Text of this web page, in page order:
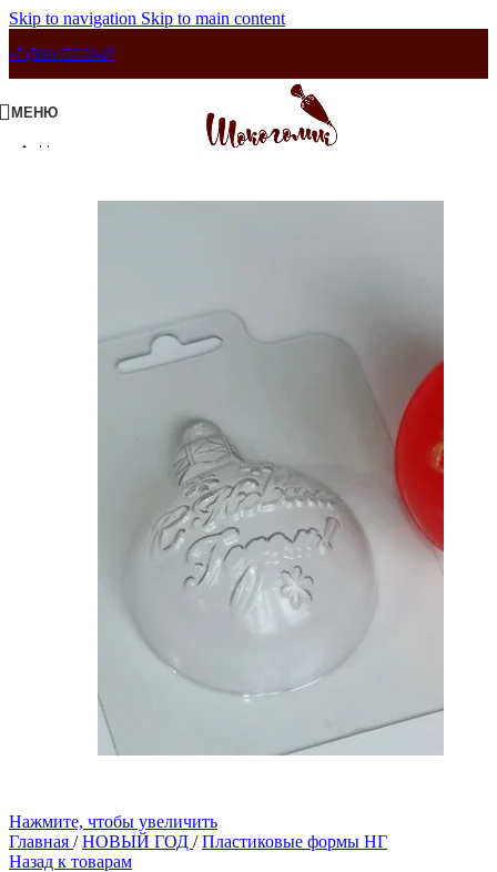
Skip to navigation Skip to main content
+7 (960) 757-70-07
МЕНЮ
Нажмите, чтобы увеличить
Главная / НОВЫЙ ГОД / Пластиковые формы НГ
Назад к товарам